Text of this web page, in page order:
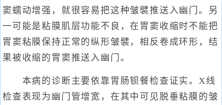
窦蠕动增强，就很容易把这种皱襞推送入幽门。另
一可能是粘膜肌层功能不良，在胃窦收缩时不能把
胃窦粘膜保持正常的纵形皱襞，相反卷成环形，结
果被收缩的胃窦推送入幽门。
本病的诊断主要依靠胃肠钡餐检查证实。X线
检查表现为幽门管增宽，在其中可见脱垂粘膜的皱